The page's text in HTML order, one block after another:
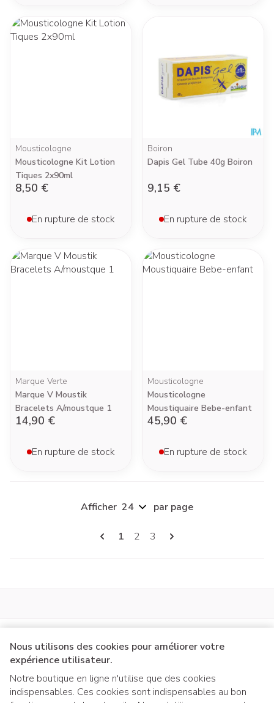
Nous utilisons des cookies pour améliorer votre
expérience utilisateur.
Notre boutique en ligne n'utilise que des cookies
indispensables. Ces cookies sont indispensables au bon
Mousticologne
Mousticologne Kit Lotion
Tiques 2x90ml
8,50 €
En rupture de stock
Boiron
Dapis Gel Tube 40g Boiron
9,15 €
En rupture de stock
Marque Verte
Marque V Moustik
Bracelets A/moustque 1
14,90 €
En rupture de stock
Mousticologne
Mousticologne
Moustiquaire Bebe-enfant
45,90 €
En rupture de stock
Pages
Vous lisez actuellement la page
1 Page
2 Page
3
Afficher par page
Liens légaux